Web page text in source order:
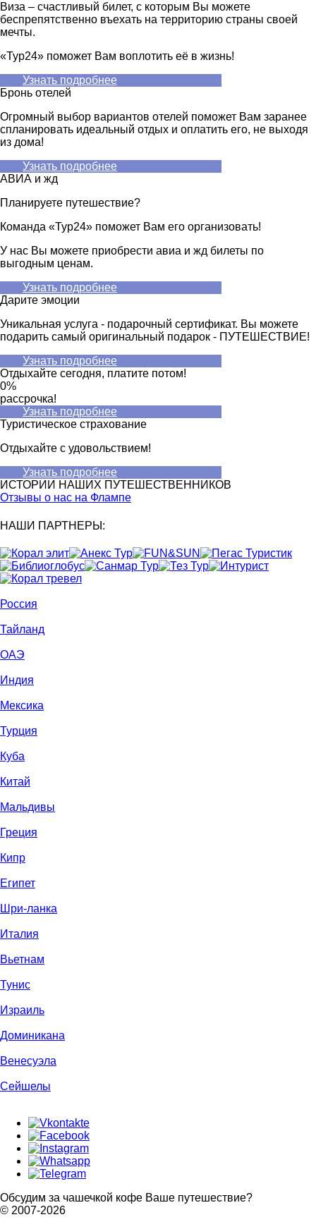
Виза – счастливый билет, с которым Вы можете
беспрепятственно въехать на территорию страны своей
мечты.
«Тур24» поможет Вам воплотить её в жизнь!
Узнать подробнее
Бронь отелей
Огромный выбор вариантов отелей поможет Вам заранее
спланировать идеальный отдых и оплатить его, не выходя
из дома!
Узнать подробнее
АВИА и жд
Планируете путешествие?
Команда «Тур24» поможет Вам его организовать!
У нас Вы можете приобрести авиа и жд билеты по
выгодным ценам.
Узнать подробнее
Дарите эмоции
Уникальная услуга - подарочный сертификат. Вы можете
подарить cамый оригинальный подарок - ПУТЕШЕСТВИЕ!
Узнать подробнее
Отдыхайте сегодня, платите потом!
0%
рассрочка!
Узнать подробнее
Туристическое страхование
Отдыхайте с удовольствием!
Узнать подробнее
ИСТОРИИ НАШИХ ПУТЕШЕСТВЕННИКОВ
Отзывы о нас на Флампе
НАШИ ПАРТНЕРЫ :
Россия
Тайланд
ОАЭ
Индия
Мексика
Турция
Куба
Китай
Мальдивы
Греция
Кипр
Египет
Шри-ланка
Италия
Вьетнам
Тунис
Израиль
Доминикана
Венесуэла
Сейшелы
Обсудим за чашечкой кофе Ваше путешествие?
© 2007-2026